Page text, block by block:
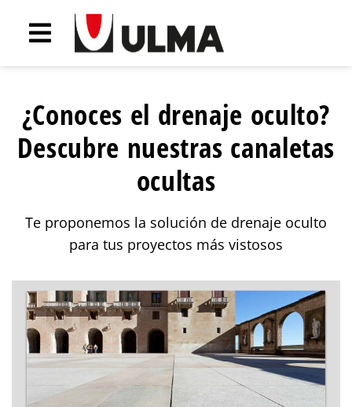
¿Conoces el drenaje oculto?
Descubre nuestras canaletas
ocultas
Te proponemos la solución de drenaje oculto
para tus proyectos más vistosos